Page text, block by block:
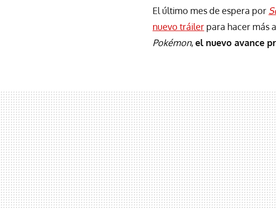
El último mes de espera por
nuevo tráiler para hacer más
Pokémon,el nuevo avance